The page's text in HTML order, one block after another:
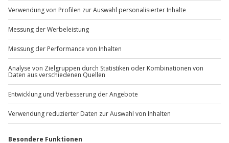
Andere Produkte entdecken
Candle Light Dinner im
Sterne-Restaurant für 2
-15% CLUB DEAL
Wein- & Schokoladen
Seminar für 2